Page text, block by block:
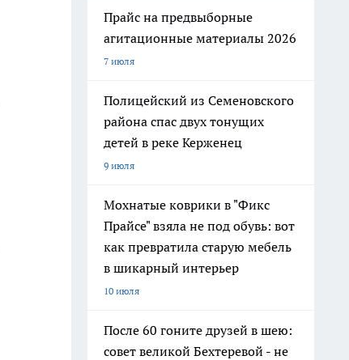
Прайс на предвыборные
агитационные материалы 2026
7 июля
Полицейский из Семеновского
района спас двух тонущих
детей в реке Керженец
9 июля
Мохнатые коврики в "Фикс
Прайсе" взяла не под обувь: вот
как превратила старую мебель
в шикарный интерьер
10 июля
После 60 гоните друзей в шею:
совет великой Бехтеревой - не